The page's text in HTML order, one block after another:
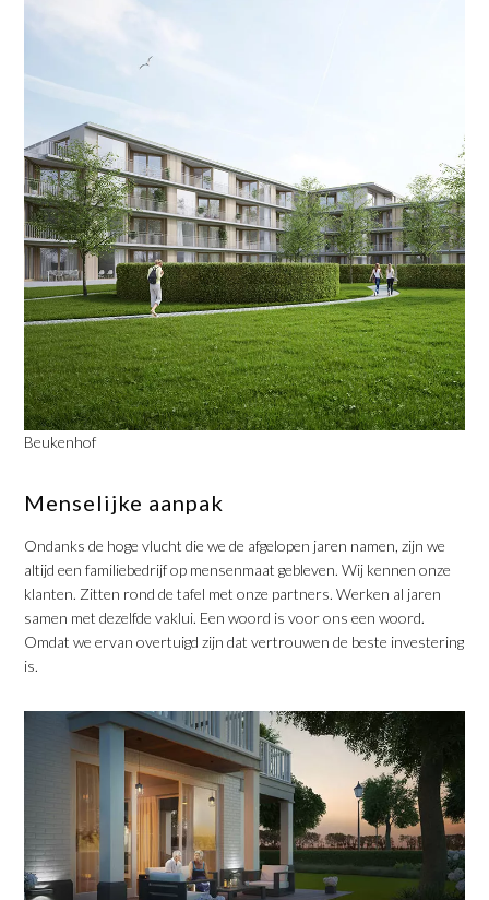
Beukenhof
Menselijke aanpak
Ondanks de hoge vlucht die we de afgelopen jaren namen, zijn we
altijd een familiebedrijf op mensenmaat gebleven. Wij kennen onze
klanten. Zitten rond de tafel met onze partners. Werken al jaren
samen met dezelfde vaklui. Een woord is voor ons een woord.
Omdat we ervan overtuigd zijn dat vertrouwen de beste investering
is.